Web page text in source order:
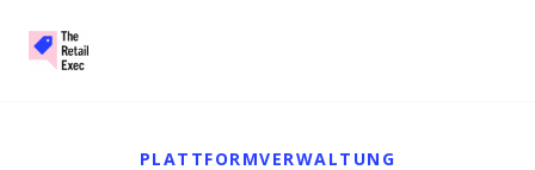
PLATTFORMVERWALTUNG